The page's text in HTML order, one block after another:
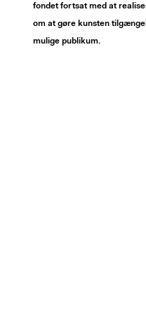
fondet fortsat med at
om at gøre kunsten
mulige publikum.